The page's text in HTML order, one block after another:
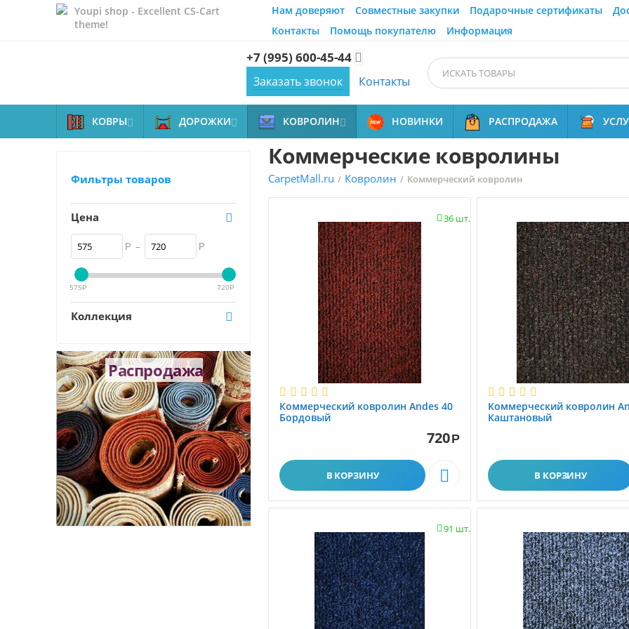
Youpi shop - Excellent CS-Cart
theme!
Нам доверяют Совместные закупки Подарочные сертификаты
Контакты
Помощь покупателю Информация
+7 (995) 600-45-44 
Заказать звонок Контакты
КОВРЫ ДОРОЖКИ КОВРОЛИН НОВИНКИ РАСПРОДАЖА
Фильтры товаров
Цена
Р – Р
575Р 720Р
Коллекция
Распродажа Ковролин Наши работы
Коммерческие ковролины
CarpetMall.ru / Ковролин / Коммерческий ковролин
36 шт.

Коммерческий ковролин Andes 40
Бордовый
720Р
В КОРЗИНУ 
Коммерческий ковролин
Каштановый
В КОРЗИНУ
91 шт.
